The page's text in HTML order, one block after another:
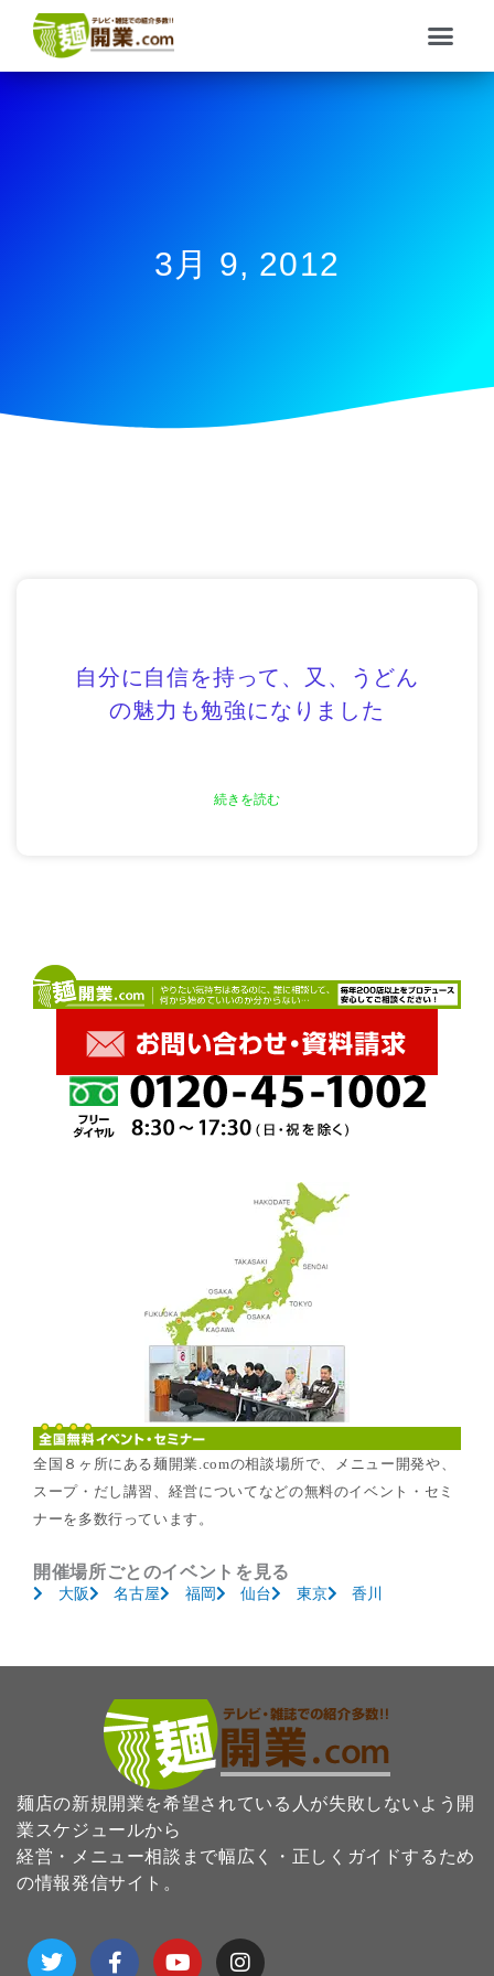
メ
ニ
ュ
3月 9, 2012
自分に自信を持って、又、うどん
の魅力も勉強になりました
続きを読む
全国８ヶ所にある麺開業.comの相談場所で、メニュー開発や、
スープ・だし講習、経営についてなどの無料のイベント・セミ
ナーを多数行っています。
開催場所ごとのイベントを見る
大阪 名古屋 福岡 仙台 東京 香川
麺店の新規開業を希望されている人が失敗しないよう開
業スケジュールから
経営・メニュー相談まで幅広く・正しくガイドするため
の情報発信サイト。
T
w
F
a
Y
o
I
n